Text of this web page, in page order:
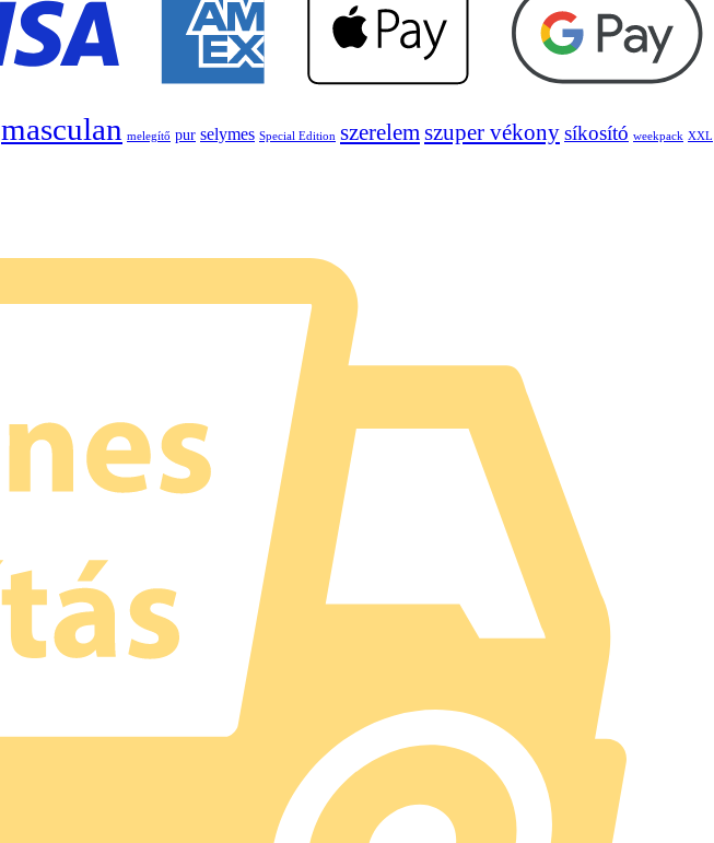
masculan melegítő pur selymes Special Edition szerelem szuper vékonysíkosító weekpack XXL